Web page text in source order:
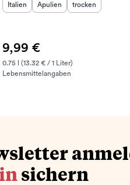
hinzufügen
Herkunftsland:
Italien Herkunftsregion:
Apulien Geschmack
trocken
9,99 €
0.75 l (13.32 € / 1 Liter)
Lebensmittelangaben
sichern